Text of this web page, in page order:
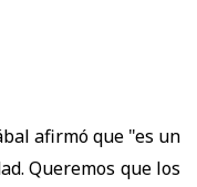
afirmó que "es un
Queremos que los